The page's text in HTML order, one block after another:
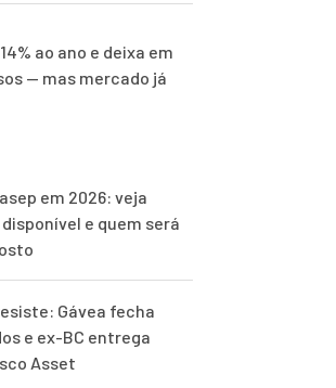
ao ano e deixa em
— mas mercado já
em 2026: veja
e quem será
Gávea fecha
e ex-BC entrega
Asset